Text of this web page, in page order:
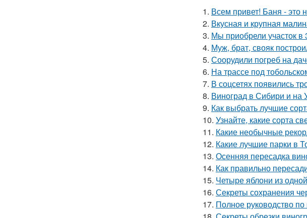
1. Всем привет! Баня - это
2. Вкусная и крупная
3. Мы приобрели участок
4. Муж, брат, свояк
5. Соорудили погреб на
6. На трассе под
7. В соцсетях появились
8. Виноград в Сибири и на
9. Как выбрать лучшие
10. Узнайте, какие сорта
11. Какие необычные
12. Какие лучшие парки в
13. Осенняя пересадка
14. Как правильно
15. Четыре яблони из
16. Секреты сохранения
17. Полное руководство